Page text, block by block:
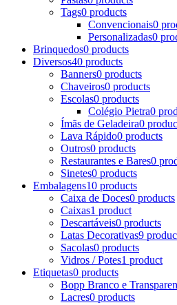
Tags0 products
Convencionais0
Personalizadas0
Brinquedos0 products
Diversos40 products
Banners0 products
Chaveiros0 products
Escolas0 products
Colégio Pietra0
Ímãs de Geladeira0
Lava Rápido0 products
Outros0 products
Restaurantes e Bares0
Sinetes0 products
Embalagens10 products
Caixa de Doces0 products
Caixas1 product
Descartáveis0 products
Latas Decorativas9
Sacolas0 products
Vidros / Potes1 product
Etiquetas0 products
Bopp Branco e
Lacres0 products